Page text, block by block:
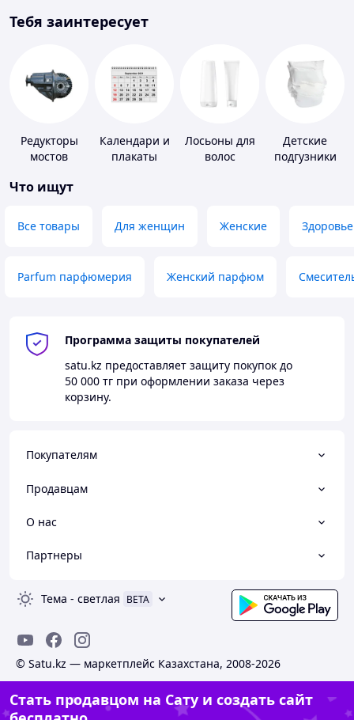
Тебя заинтересует
Редукторы
мостов
Календари и
плакаты
Лосьоны для
волос
Детские
подгузники
Что ищут
Все товары Для женщин Женские Здоровье
Parfum парфюмерия Женский парфюм
Программа защиты покупателей
satu.kz предоставляет защиту покупок до
50 000 тг при оформлении заказа через
корзину.
Покупателям
Продавцам
О нас
Партнеры
Тема - светлая BETA
© Satu.kz — маркетплейс Казахстана, 2008-2026
Стать продавцом на Сату и создать сайт